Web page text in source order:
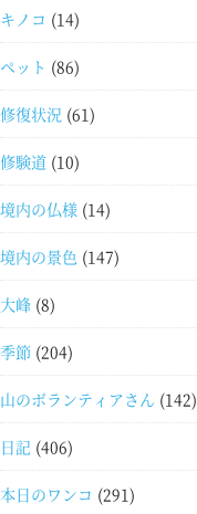
キノコ (14)
ペット (86)
修復状況 (61)
修験道 (10)
境内の仏様 (14)
境内の景色 (147)
大峰 (8)
季節 (204)
山のボランティアさん (142)
日記 (406)
本日のワンコ (291)